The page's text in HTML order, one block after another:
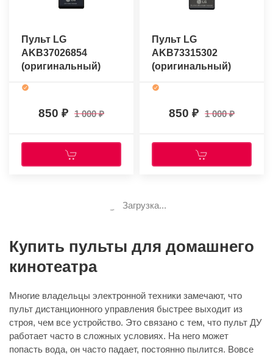
Пульт LG
AKB37026854
(оригинальный)
850 1 000
Пульт LG
AKB73315302
(оригинальный)
850 1 000
Загрузка...
Купить пульты для домашнего
кинотеатра
Многие владельцы электронной техники замечают, что
пульт дистанционного управления быстрее выходит из
строя, чем все устройство. Это связано с тем, что пульт ДУ
работает часто в сложных условиях. На него может
попасть вода, он часто падает, постоянно пылится. Вовсе